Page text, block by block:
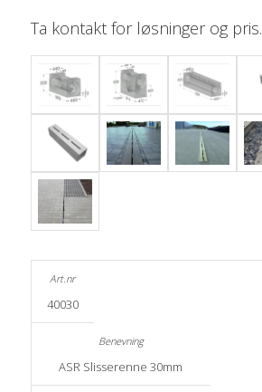
Ta kontakt for løsninger og pris.
40030
ASR Slisserenne 30mm